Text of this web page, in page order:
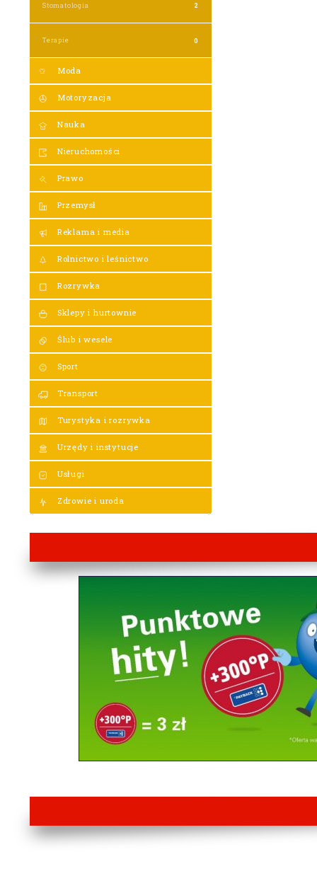
Stomatologia 2
Terapie 0
Moda
Motoryzacja
Nauka
Nieruchomości
Prawo
Przemysł
Reklama i media
Rolnictwo i leśnictwo
Rozrywka
Sklepy i hurtownie
Ślub i wesele
Sport
Transport
Turystyka i rozrywka
Urzędy i instytucje
Usługi
Zdrowie i uroda